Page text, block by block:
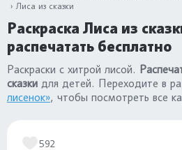
Лиса из сказки
Раскраска Лиса из
распечатать бесплатно
Раскраски с хитрой лисой.
сказки для детей. Переходите в
лисенок», чтобы посмотреть все
592